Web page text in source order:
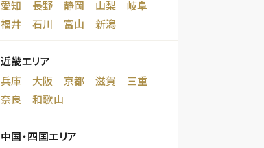
愛知
長野 静岡 山梨
岐阜
福井
石川 富山 新潟
近畿エリア
兵庫
大阪 京都 滋賀
三重
奈良
和歌山
中国・四国エリア